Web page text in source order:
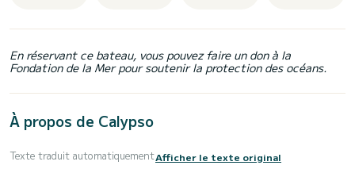
En réservant ce bateau, vous pouvez faire un don à la
Fondation de la Mer pour soutenir la protection des océans.
À propos de Calypso
Texte traduit automatiquementAfficher le texte original